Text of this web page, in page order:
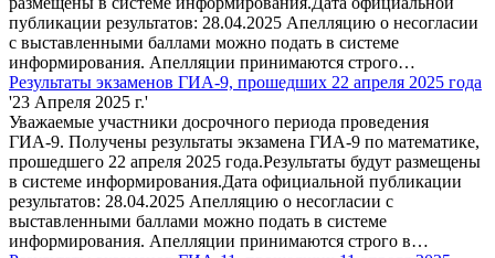
публикации результатов: 28.04.2025 Апелляцию о несогласии
с выставленными баллами можно подать в системе
информирования. Апелляции принимаются строго…
Результаты экзаменов ГИА-9, прошедших 22 апреля 2025 года
'23 Апреля 2025 г.'
Уважаемые участники досрочного периода проведения
ГИА-9. Получены результаты экзамена ГИА-9 по математике,
прошедшего 22 апреля 2025 года.Результаты будут размещены
в системе информирования.Дата официальной публикации
результатов: 28.04.2025 Апелляцию о несогласии с
выставленными баллами можно подать в системе
информирования. Апелляции принимаются строго в…